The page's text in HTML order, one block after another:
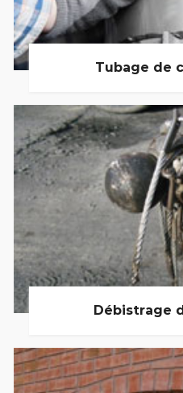
Tubage de
Débistrage